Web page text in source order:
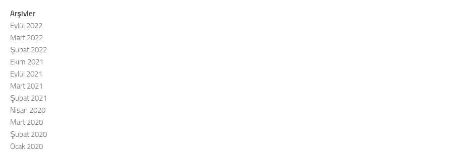
Arşivler
Eylül 2022
Mart 2022
Şubat 2022
Ekim 2021
Eylül 2021
Mart 2021
Şubat 2021
Nisan 2020
Mart 2020
Şubat 2020
Ocak 2020